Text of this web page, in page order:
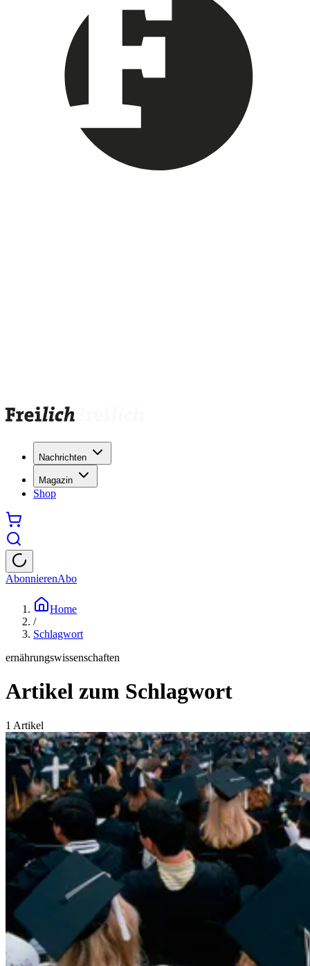
Nachrichten
Magazin
Shop
AbonnierenAbo
Home
/
Schlagwort
ernährungswissenschaften
Artikel zum Schlagwort
1 Artikel